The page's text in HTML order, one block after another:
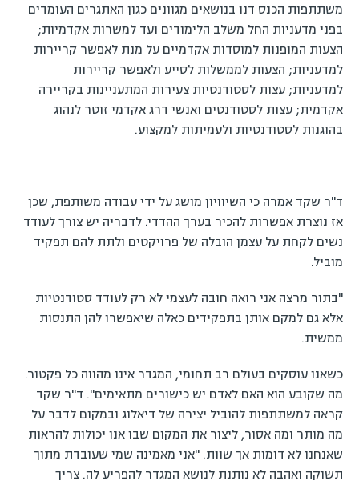
משתתפות הכנס דנו בנושאים מגוונים כגון האתגרים העומדים
בפני מדעניות החל משלב הלימודים ועד למשרות אקדמיות;
הצעות המופנות למוסדות אקדמיים על מנת לאפשר קריירות
למדעניות; הצעות לממשלות לסייע ולאפשר קריירות
למדעניות; עצות לסטודנטיות צעירות המתעניינות בקריירה
אקדמית; עצות לסטודנטים ואנשי דרג אקדמי זוטר לנהוג
בהוגנות לסטודנטיות ולעמיתות למקצוע.
ד"ר שקד אמרה כי השיוויון מושג על ידי עבודה משותפת, שכן
אז נוצרת אפשרות להכיר בערך ההדדי. לדבריה יש צורך לעודד
נשים לקחת על עצמן הובלה של פרויקטים ולתת להם תפקיד
מוביל.
"בתור מרצה אני רואה חובה לעצמי לא רק לעודד סטודנטיות
אלא גם למקם אותן בתפקידים כאלה שיאפשרו להן התנסות
ממשית.
כשאנו עוסקים בעולם רב תחומי, המגדר אינו מהווה כל פקטור.
מה שקובע הוא האם לאדם יש כישורים מתאימים". ד"ר שקד
קראה למשתתפות להוביל יצירה של דיאלוג ובמקום לדבר על
מה מותר ומה אסור, ליצור את המקום שבו אנו יכולות להראות
שאנחנו לא דומות אך שוות. "אני מאמינה שמי שעובדת מתוך
תשוקה ואהבה לא נותנת לנושא המגדר להפריע לה. צריך